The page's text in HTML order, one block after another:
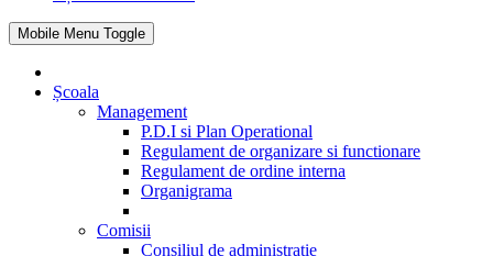
Mobile Menu Toggle
Școala
Management
P.D.I si Plan Operational
Regulament de organizare si functionare
Regulament de ordine interna
Organigrama
Comisii
Consiliul de administratie